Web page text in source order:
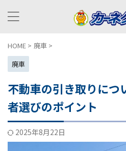
HOME > 廃車 >
廃車
不動車の引き取りにつ
者選びのポイント
2025年8月22日